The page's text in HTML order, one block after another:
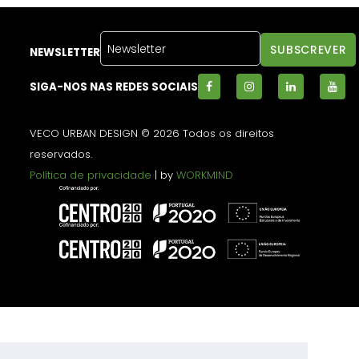
NEWSLETTER
SIGA-NOS NAS REDES SOCIAIS
VECO URBAN DESIGN © 2026 Todos os direitos
reservados.
Política de privacidade | byWORKMIND